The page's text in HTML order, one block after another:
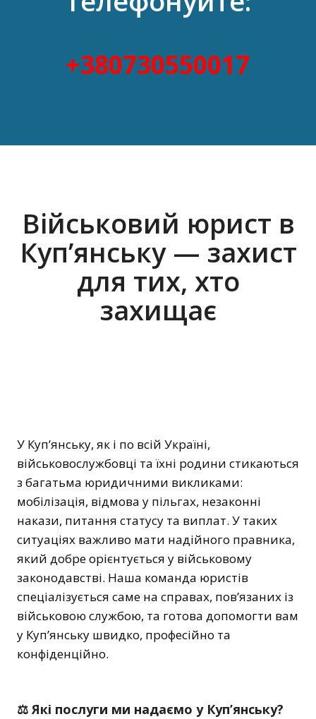
+380730550017
Військовий юрист в
Куп’янську — захист
для тих, хто
захищає
У Куп’янську, як і по всій Україні,
військовослужбовці та їхні родини стикаються
з багатьма юридичними викликами:
мобілізація, відмова у пільгах, незаконні
накази, питання статусу та виплат. У таких
ситуаціях важливо мати надійного правника,
який добре орієнтується у військовому
законодавстві. Наша команда юристів
спеціалізується саме на справах, пов’язаних із
військовою службою, та готова допомогти вам
у Куп’янську швидко, професійно та
конфіденційно.
⚖️ Які послуги ми надаємо у Куп’янську?